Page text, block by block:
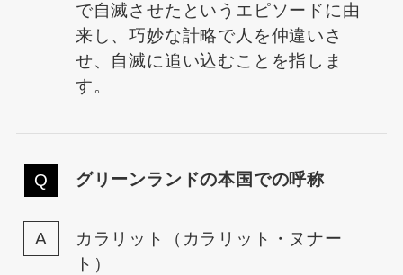
で自滅させたというエピソードに由
来し、巧妙な計略で人を仲違いさ
せ、自滅に追い込むことを指しま
す。
グリーンランドの本国での呼称
カラリット（カラリット・ヌナー
ト）